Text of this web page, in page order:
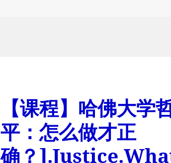
【课程】哈佛大学
平：怎么做才正
确？